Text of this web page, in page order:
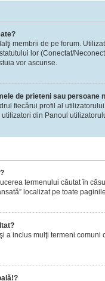
membrii de pe forum.
lor (Conectat/
vor ascunse.
de prieteni sau persoane
fiecărui profil al
din Panoul
termenului căutat în
localizat pe toate
a inclus mulţi termeni